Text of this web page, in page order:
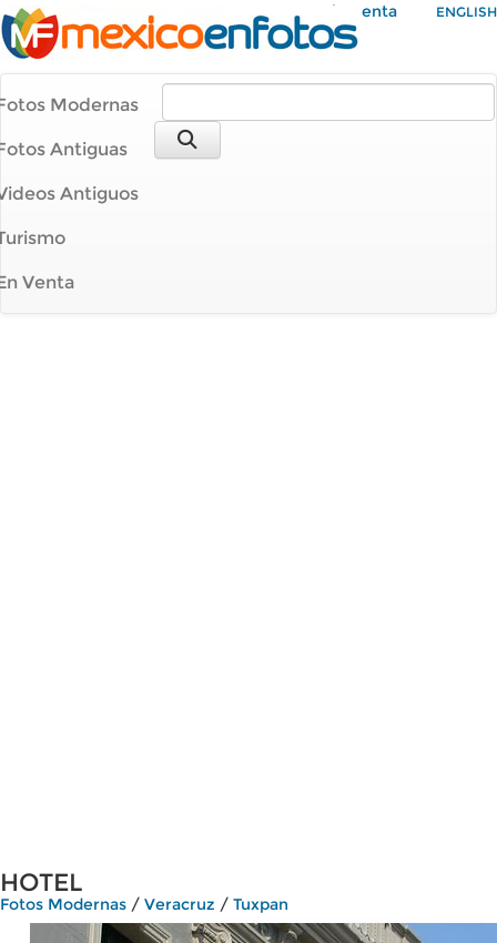
Mi Cuenta ENGLISH
Modernas
Antiguas
Antiguos
Venta
HOTEL
Fotos Modernas / Veracruz / Tuxpan